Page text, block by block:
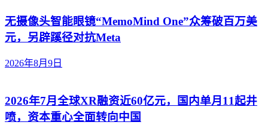
无摄像头智能眼镜“MemoMind One”众筹破百万美
元，另辟蹊径对抗Meta
2026年8月9日
2026年7月全球XR融资近60亿元，国内单月11起井
喷，资本重心全面转向中国